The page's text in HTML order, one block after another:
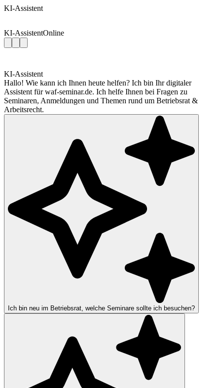
KI-Assistent
KI-AssistentOnline
KI-Assistent
Hallo! Wie kann ich Ihnen heute helfen? Ich bin Ihr digitaler
Assistent für waf-seminar.de. Ich helfe Ihnen bei Fragen zu
Seminaren, Anmeldungen und Themen rund um Betriebsrat &
Arbeitsrecht.
Ich bin neu im Betriebsrat, welche Seminare sollte ich besuchen?